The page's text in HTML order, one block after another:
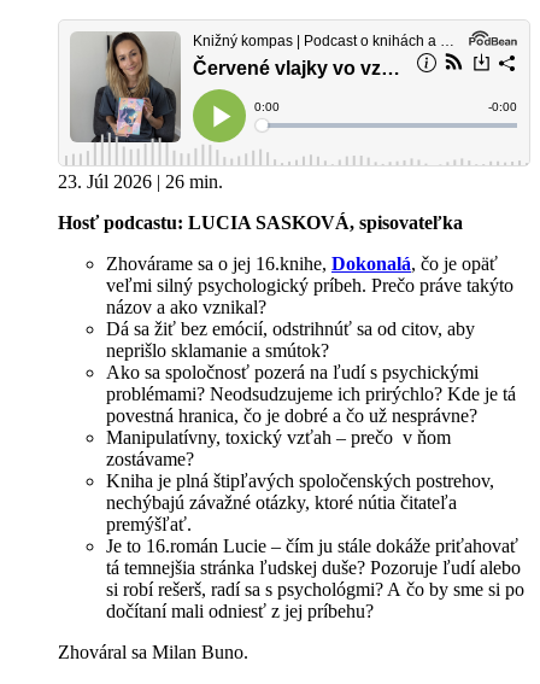
23. Júl 2026 | 26 min.
Hosť podcastu: LUCIA SASKOVÁ, spisovateľka
Zhovárame sa o jej 16.knihe, Dokonalá, čo je opäť
veľmi silný psychologický príbeh. Prečo práve takýto
názov a ako vznikal?
Dá sa žiť bez emócií, odstrihnúť sa od citov, aby
neprišlo sklamanie a smútok?
Ako sa spoločnosť pozerá na ľudí s psychickými
problémami? Neodsudzujeme ich prirýchlo? Kde je tá
povestná hranica, čo je dobré a čo už nesprávne?
Manipulatívny, toxický vzťah – prečo v ňom
zostávame?
Kniha je plná štipľavých spoločenských postrehov,
nechýbajú závažné otázky, ktoré nútia čitateľa
premýšľať.
Je to 16.román Lucie – čím ju stále dokáže priťahovať
tá temnejšia stránka ľudskej duše? Pozoruje ľudí alebo
si robí rešerš, radí sa s psychológmi? A čo by sme si po
dočítaní mali odniesť z jej príbehu?
Zhováral sa Milan Buno.